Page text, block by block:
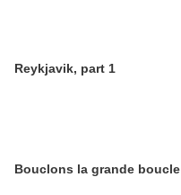
Reykjavik, part 1
Bouclons la grande boucle